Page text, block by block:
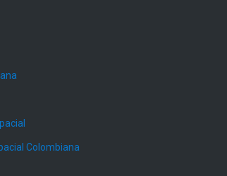
Colombiana